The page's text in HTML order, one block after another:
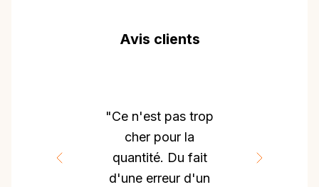
Avis clients
"Ce n'est pas trop
cher pour la
quantité. Du fait
d'une erreur d'un